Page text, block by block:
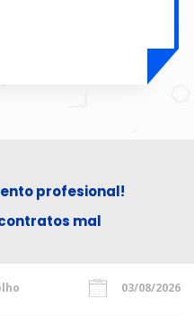
profesional!
mal
03/08/2026